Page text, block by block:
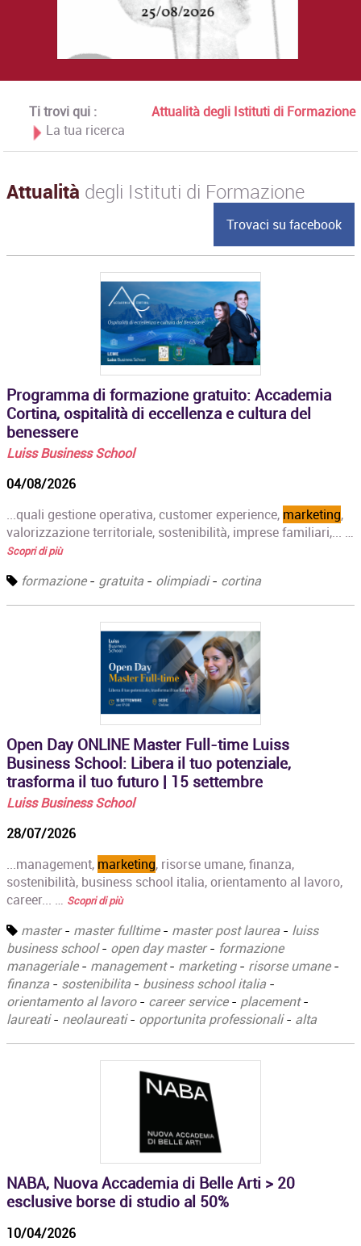
Ti trovi qui :
Attualità degli Istituti di Formazione
La tua ricerca
Attualità degli Istituti di Formazione
Trovaci su facebook
Programma di formazione gratuito: Accademia
Cortina, ospitalità di eccellenza e cultura del
benessere
Luiss Business School
04/08/2026
...quali gestione operativa, customer experience, marketing,
valorizzazione territoriale, sostenibilità, imprese familiari,... …
Scopri di più
formazione- gratuita- olimpiadi- cortina
Open Day ONLINE Master Full-time Luiss
Business School: Libera il tuo potenziale,
trasforma il tuo futuro | 15 settembre
Luiss Business School
28/07/2026
...management, marketing, risorse umane, finanza,
sostenibilità, business school italia, orientamento al lavoro,
career... … Scopri di più
master- master fulltime- master post laurea- luiss
business school- open day master- formazione
manageriale- management- marketing- risorse umane-
finanza- sostenibilita- business school italia-
orientamento al lavoro- career service- placement-
laureati- neolaureati- opportunita professionali- alta
NABA, Nuova Accademia di Belle Arti > 20
esclusive borse di studio al 50%
10/04/2026